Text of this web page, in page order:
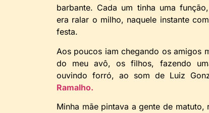
barbante. Cada um tinha uma
era ralar o milho, naquele instante
festa.
Aos poucos iam chegando os amigos
do meu avô, os filhos, fazendo
ouvindo forró, ao som de Luiz
Ramalho.
Minha mãe pintava a gente de